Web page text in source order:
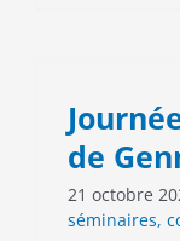
de
21 octobre
séminaires,